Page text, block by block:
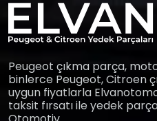
Peugeot çıkma parça,
binlerce Peugeot, Citroen
uygun fiyatlarla
taksit fırsatı ile yedek